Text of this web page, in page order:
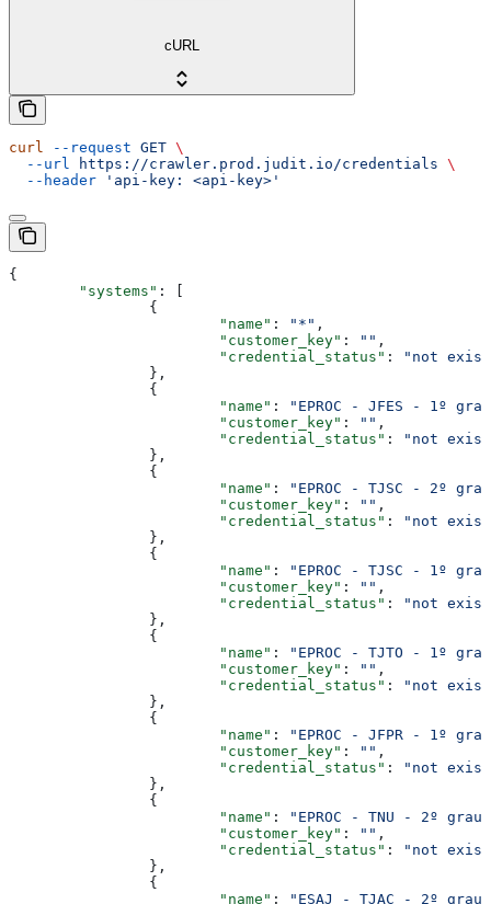
cURL
curl --request GET \
  --url
https://crawler.prod.judit.io/credentials \
  --header
'api-key: <api-key>'
{
	"systems"
: [
		{
			"name"
: "*" ,
			"customer_key"
: "" ,
			"credential_status"
:
"not
		},
		{
			"name"
:
"EPROC - JFES - 1º
			"customer_key"
: "" ,
			"credential_status"
:
"not
		},
		{
			"name"
:
"EPROC - TJSC - 2º
			"customer_key"
: "" ,
			"credential_status"
:
"not
		},
		{
			"name"
:
"EPROC - TJSC - 1º
			"customer_key"
: "" ,
			"credential_status"
:
"not
		},
		{
			"name"
:
"EPROC - TJTO - 1º
			"customer_key"
: "" ,
			"credential_status"
:
"not
		},
		{
			"name"
:
"EPROC - JFPR - 1º
			"customer_key"
: "" ,
			"credential_status"
:
"not
		},
		{
			"name"
:
"EPROC - TNU - 2º grau"
			"customer_key"
: "" ,
			"credential_status"
:
"not
		},
		{
			"name"
:
"ESAJ - TJAC - 2º grau"